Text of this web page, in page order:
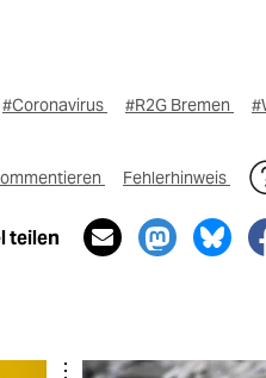
#Coronavirus #R2G Bremen
Fehlerhinweis
teilen